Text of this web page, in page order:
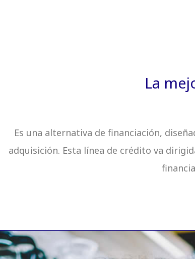
La
Es una alternativa de financiación,
adquisición. Esta línea de crédito va